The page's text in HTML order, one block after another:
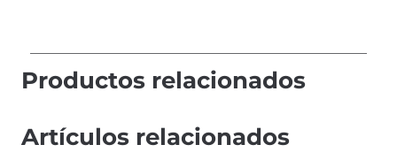
Productos relacionados
Artículos relacionados